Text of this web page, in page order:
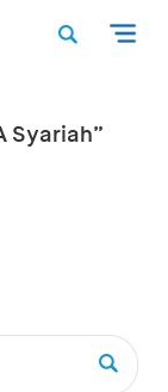
Syariah”